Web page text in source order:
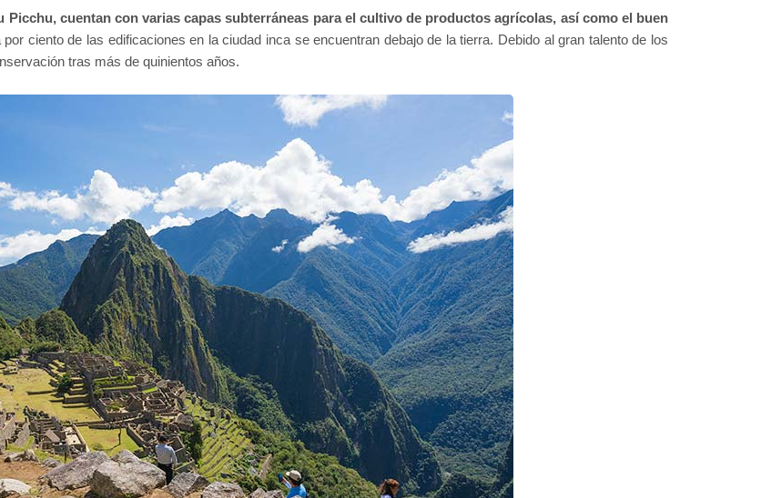
Picchu, cuentan con varias capas subterráneas para el cultivo de productos agrícolas, así como el buen
ciento de las edificaciones en la ciudad inca se encuentran debajo de la tierra. Debido al gran talento de los
tras más de quinientos años.